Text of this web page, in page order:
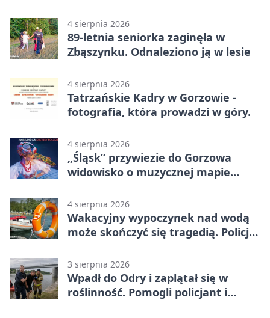
4 sierpnia 2026
89-letnia seniorka zaginęła w
Zbąszynku. Odnaleziono ją w lesie
4 sierpnia 2026
Tatrzańskie Kadry w Gorzowie -
fotografia, która prowadzi w góry.
4 sierpnia 2026
„Śląsk” przywiezie do Gorzowa
widowisko o muzycznej mapie
4 sierpnia 2026
Wakacyjny wypoczynek nad wodą
może skończyć się tragedią. Policja
3 sierpnia 2026
Wpadł do Odry i zaplątał się w
roślinność. Pomogli policjant i